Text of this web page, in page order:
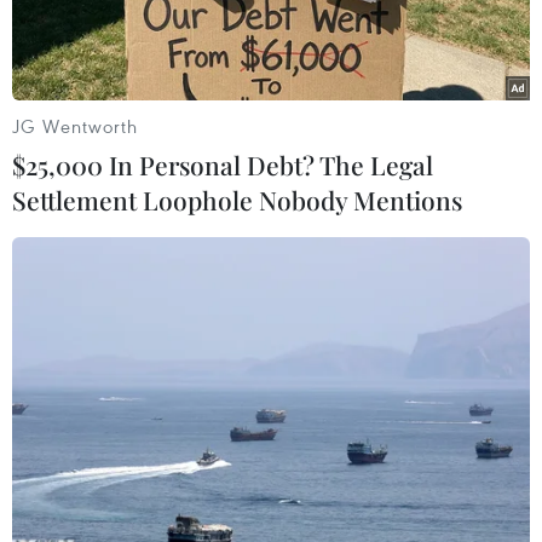
tục có động thái“xa rời” đối tác cung cấp linh
kiện Samsung hơn nữa, bằng việc chuyển sang
lựachọn hãng Taiwan Semiconductor
Manufacturing Co. Ltd (TSMC).
Trong thời gian qua, Samsung đã giữ vai trò rất
quan trọng trong chuỗicung ứng linh kiện cho
Apple, khi mỗi thiết bị iOS đều dùng vi xử lý do
Nhưng với những bất đồng sâu sắc do sự cạnh
tranh trực tiếp giữa 2 hãngtrên thị trường thiết
bị cầm tay nên theo chuyên gia Hsu, “Quả táo”
sẽ không thểduy trì lâu dài được mối quan hệ
với đối thủ của họ.
JG Wentworth
$25,000 In Personal Debt? The Legal
Settlement Loophole Nobody Mentions